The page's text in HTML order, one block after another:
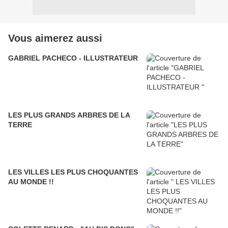
Vous aimerez aussi
GABRIEL PACHECO - ILLUSTRATEUR
LES PLUS GRANDS ARBRES DE LA
TERRE
LES VILLES LES PLUS CHOQUANTES
AU MONDE !!